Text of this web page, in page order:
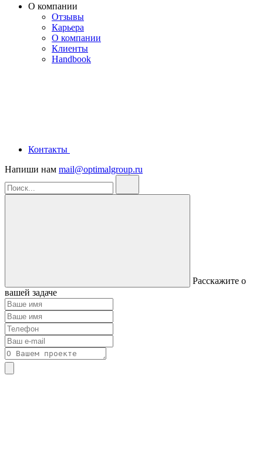
О компании
Отзывы
Карьера
О компании
Клиенты
Handbook
Контакты
Напиши нам mail@optimalgroup.ru
Расскажите о
вашей задаче